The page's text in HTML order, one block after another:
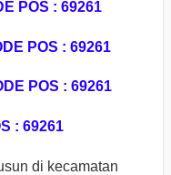
POS : 69261
POS : 69261
POS : 69261
: 69261
di kecamatan